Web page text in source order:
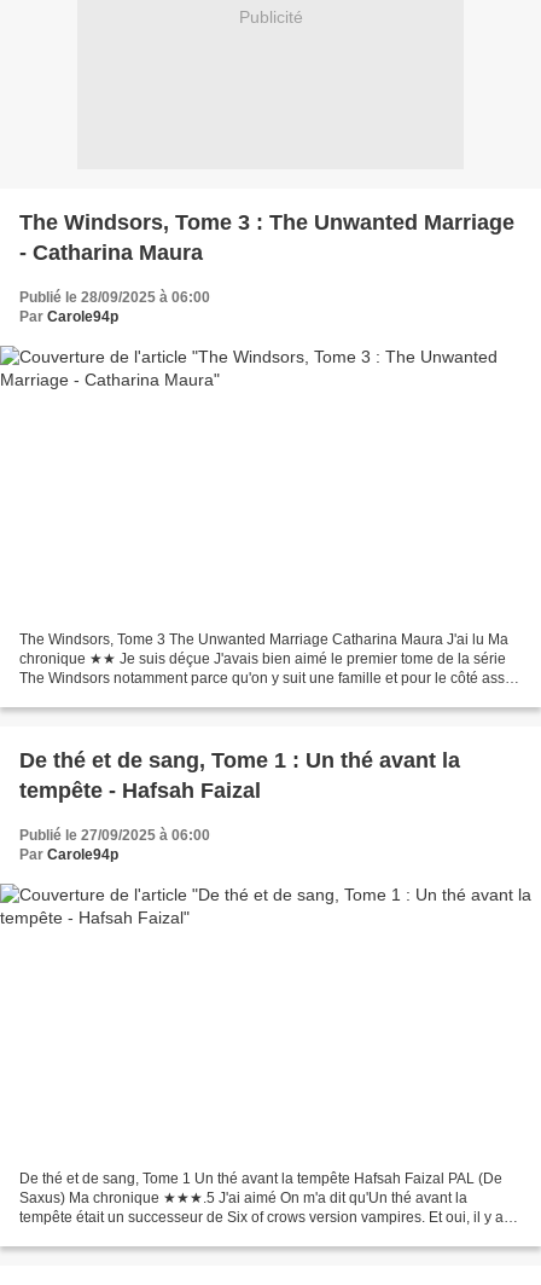
Publicité
The Windsors, Tome 3 : The Unwanted Marriage
- Catharina Maura
Publié le 28/09/2025 à 06:00
Par Carole94p
The Windsors, Tome 3 The Unwanted Marriage Catharina Maura J'ai lu Ma
chronique ★★ Je suis déçue J'avais bien aimé le premier tome de la série
The Windsors notamment parce qu'on y suit une famille et pour le côté assez
De thé et de sang, Tome 1 : Un thé avant la
tempête - Hafsah Faizal
Publié le 27/09/2025 à 06:00
Par Carole94p
De thé et de sang, Tome 1 Un thé avant la tempête Hafsah Faizal PAL (De
Saxus) Ma chronique ★★★.5 J'ai aimé On m'a dit qu'Un thé avant la
tempête était un successeur de Six of crows version vampires. Et oui, il y a